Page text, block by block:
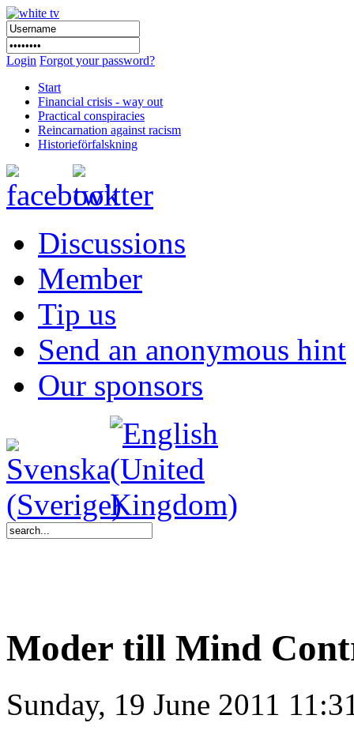
Login Forgot your password?
Start
Financial crisis - way out
Practical conspiracies
Reincarnation against racism
Historieförfalskning
Discussions
Member
Tip us
Send an anonymous hint
Our sponsors
Moder till Mind
Sunday, 19 June 2011